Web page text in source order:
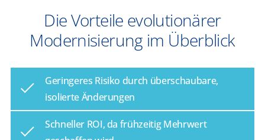
Die Vorteile evolutionärer
Modernisierung im Überblick
Geringeres Risiko durch überschaubare,
isolierte Änderungen
Schneller ROI, da frühzeitig Mehrwert